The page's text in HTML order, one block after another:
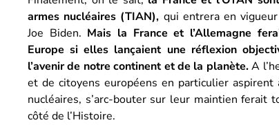
armes nucléaires (TIAN), qui entrera en
Joe Biden. Mais la France et l’Allemagne
Europe si elles lançaient une réflexion
l’avenir de notre continent et de la planète.A
et de citoyens européens en particulier
nucléaires, s’arc-bouter sur leur maintien ferait
côté de l’Histoire.